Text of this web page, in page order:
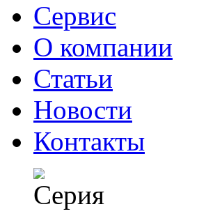
Сервис
О компании
Статьи
Новости
Контакты